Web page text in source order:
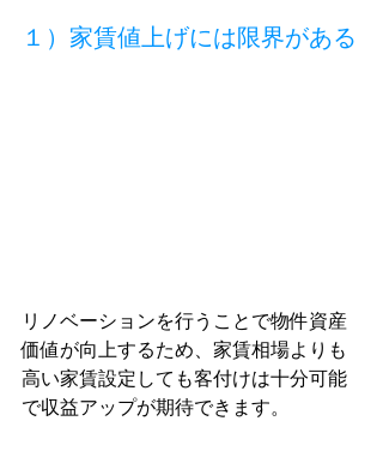
１）家賃値上げには限界がある
リノベーションを行うことで物件資産
価値が向上するため、家賃相場よりも
高い家賃設定しても客付けは十分可能
で収益アップが期待できます。